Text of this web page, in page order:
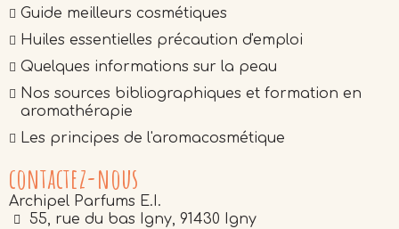
Guide meilleurs cosmétiques
Huiles essentielles précaution d'emploi
Quelques informations sur la peau
Nos sources bibliographiques et formation en
aromathérapie
Les principes de l'aromacosmétique
contactez-nous
Archipel Parfums E.I.
55, rue du bas Igny, 91430 Igny